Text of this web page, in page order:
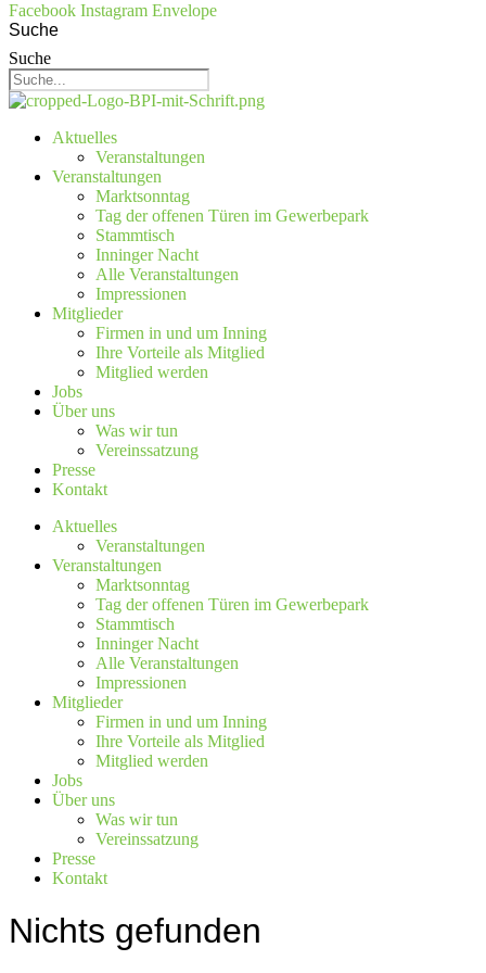
Facebook Instagram Envelope
Suche
Suche
Aktuelles
Veranstaltungen
Veranstaltungen
Marktsonntag
Tag der offenen Türen im Gewerbepark
Stammtisch
Inninger Nacht
Alle Veranstaltungen
Impressionen
Mitglieder
Firmen in und um Inning
Ihre Vorteile als Mitglied
Mitglied werden
Jobs
Über uns
Was wir tun
Vereinssatzung
Presse
Kontakt
Aktuelles
Veranstaltungen
Veranstaltungen
Marktsonntag
Tag der offenen Türen im Gewerbepark
Stammtisch
Inninger Nacht
Alle Veranstaltungen
Impressionen
Mitglieder
Firmen in und um Inning
Ihre Vorteile als Mitglied
Mitglied werden
Jobs
Über uns
Was wir tun
Vereinssatzung
Presse
Kontakt
Nichts gefunden